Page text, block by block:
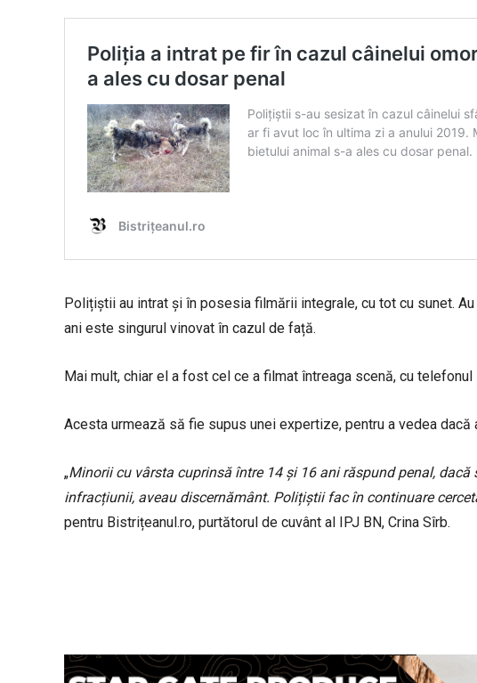
Polițiștii au intrat și în posesia filmării integrale, cu tot cu sunet.
ani este singurul vinovat în cazul de față.
Mai mult, chiar el a fost cel ce a filmat întreaga scenă, cu telefonul
Acesta urmează să fie supus unei expertize, pentru a vedea dacă
„Minorii cu vârsta cuprinsă între 14 și 16 ani răspund penal,
infracțiunii, aveau discernământ. Polițiștii fac în continuare
pentru Bistrițeanul.ro, purtătorul de cuvânt al IPJ BN, Crina Sîrb.